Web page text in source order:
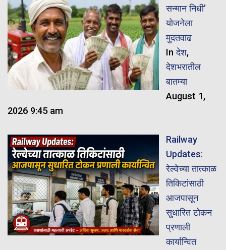
सन्मान निधी’
योजनेला
मुदतवाढ
Inदेश,
देशभरातील
बातम्या
August 1,
2026 9:45 am
Railway
Updates:
रेल्वेच्या तात्काळ
तिकिटांसाठी
आजपासून
सुधारित टोकन
प्रणाली
कार्यान्वित